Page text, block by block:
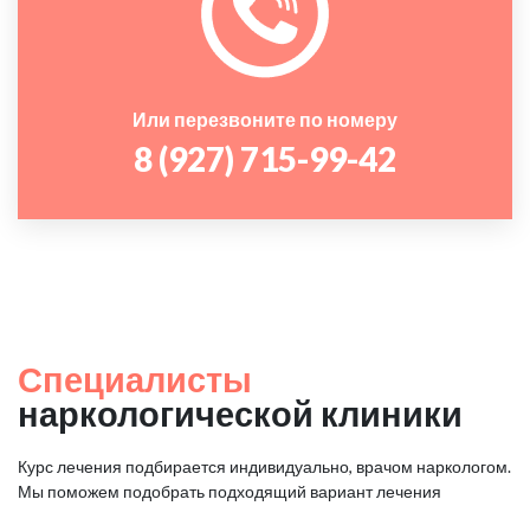
Или перезвоните по номеру
8 (927) 715-99-42
Специалисты
наркологической клиники
Курс лечения подбирается индивидуально, врачом наркологом.
Мы поможем подобрать подходящий вариант лечения